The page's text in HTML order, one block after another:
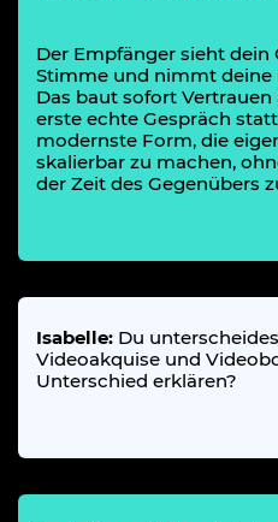
Der Empfänger sieht dein
Stimme und nimmt deine
Das baut sofort Vertrauen
erste echte Gespräch
modernste Form, die
skalierbar zu machen,
der Zeit des Gegenübers
Isabelle: Du
Videoakquise und
Unterschied erklären?